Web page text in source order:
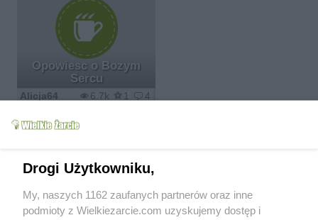
Opowiesc o Bozym
Sercu
6.7k 1 4
Alicja64
gotowac i probowac rozne przepisy. Dodaje przepisy
wyprobowane i sprawdzone przeze mnie. Lubie dania
Drogi Użytkowniku,
My, naszych 1162 zaufanych partnerów oraz inne
podmioty z Wielkiezarcie.com uzyskujemy dostęp i